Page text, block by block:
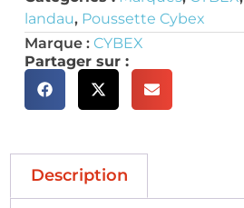
landau, Poussette Cybex
Marque : CYBEX
Partager sur :
Description